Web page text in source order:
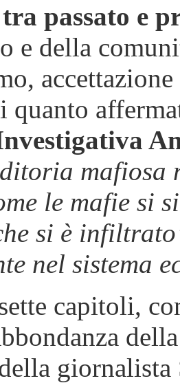
tra passato e
e della
quanto
mafiosa
le mafie si
si è
nel sistema
capitoli,